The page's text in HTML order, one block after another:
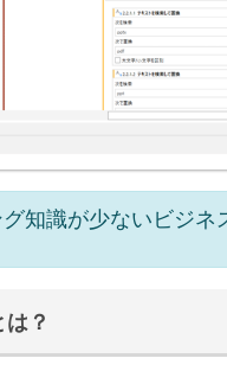
知識が少ないビジ
？